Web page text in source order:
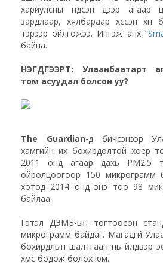
хариулсны үндсэн дээр агаар
зардлаар, хялбараар хүссэн
тэрээр ойлгожээ. Ингэж анх “
байна.
НЭГДҮГЭЭРТ: Улаанбаатарт
том асуудал болсон уу?
The Guardian-д бичсэнээр
хамгийн их бохирдолтой хоёр
2011 онд агаар дахь PM2.5
ойролцоогоор 150 микрограмм
хотод 2014 онд энэ тоо 98
байлаа.
Гэтэл ДЭМБ-ын тогтоосон
микрограмм байдаг. Магадгүй
бохирдлын шалтгаан нь үйлдвэр
хүмүүс бодож болох юм.